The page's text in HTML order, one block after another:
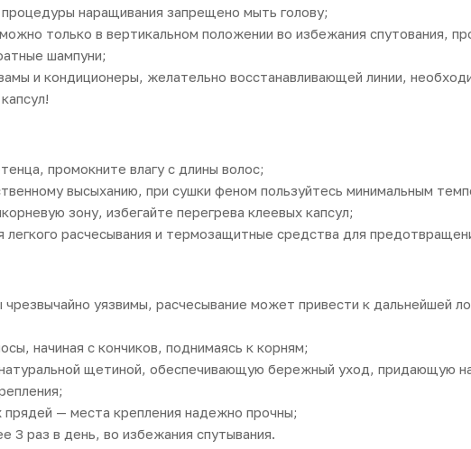
наращивания запрещено мыть голову;
только в вертикальном положении во избежания спутования,
шампуни;
и кондиционеры, желательно восстанавливающей линии,
промокните влагу с длины волос;
высыханию, при сушки феном пользуйтесь минимальным
зону, избегайте перегрева клеевых капсул;
легкого расчесывания и термозащитные средства для
уязвимы, расчесывание может привести к дальнейшей
начиная с кончиков, поднимаясь к корням;
щетиной, обеспечивающую бережный уход, придающую
прядей — места крепления надежно прочны;
3 раз в день, во избежания спутывания.